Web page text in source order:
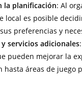
la planificación: Al
local es posible
preferencias y
servicios adicionales
pueden mejorar la
hasta áreas de juego